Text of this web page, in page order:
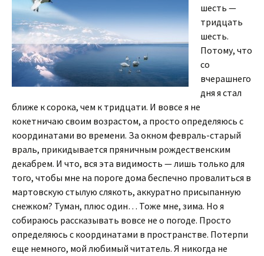
шесть —
тридцать
шесть.
Потому, что
со
вчерашнего
дня я стал
ближе к сорока, чем к тридцати. И вовсе я не
кокетничаю своим возрастом, а просто определяюсь с
координатами во времени. За окном февраль-старый
враль, прикидывается пряничным рождественским
декабрем. И что, вся эта видимость — лишь только для
того, чтобы мне на пороге дома беспечно провалиться в
мартовскую стылую слякоть, аккуратно присыпанную
снежком? Туман, плюс один… Тоже мне, зима. Но я
собираюсь рассказывать вовсе не о погоде. Просто
определяюсь с координатами в пространстве. Потерпи
еще немного, мой любимый читатель. Я никогда не